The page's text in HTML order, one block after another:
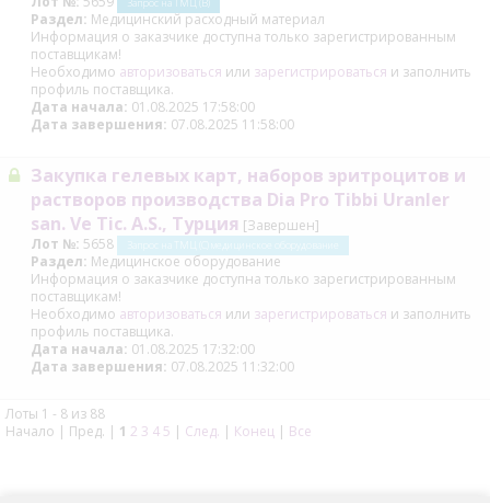
Лоты 1 - 8 из 88
Начало | Пред. | 1 2 3 4 5 | След. | Конец | Все
Раздел: Медицинский расходный материал
Информация о заказчике доступна только зарегистрированным
поставщикам!
Необходимо авторизоваться или зарегистрироваться и заполнить
профиль поставщика.
Дата начала: 01.08.2025 17:58:00
Дата завершения: 07.08.2025 11:58:00
Закупка гелевых карт, наборов эритроцитов и
растворов производства Dia Pro Tibbi Uranler
san. Ve Tic. A.S., Турция [Завершен]
Лот №: 5658 Запрос на ТМЦ (С) медицинское оборудование
Раздел: Медицинское оборудование
Информация о заказчике доступна только зарегистрированным
поставщикам!
Необходимо авторизоваться или зарегистрироваться и заполнить
профиль поставщика.
Дата начала: 01.08.2025 17:32:00
Дата завершения: 07.08.2025 11:32:00